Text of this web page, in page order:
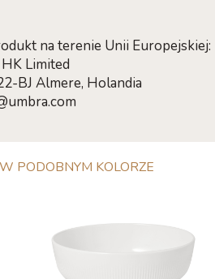
na terenie Unii Europejskiej:
Limited
BJ Almere, Holandia
PODOBNYM KOLORZE